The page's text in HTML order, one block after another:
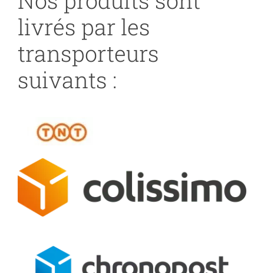
livrés par les
transporteurs
suivants :